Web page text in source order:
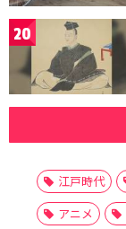
20
江戸時代
アニメ